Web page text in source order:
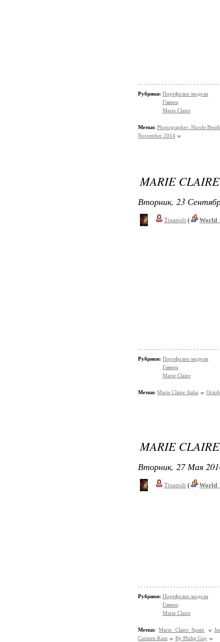
Рубрики: Портфолио модели
Глянец
Marie Claire
Метки: Photographer: Nicole
November 2014
MARIE
Вторник, 23
Tisapoli (
Рубрики: Портфолио модели
Глянец
Marie Claire
Метки: Marie Claire Italia
MARIE
Вторник, 27 Мая
Tisapoli (
Рубрики: Портфолио модели
Глянец
Marie Claire
Метки: Marie Claire Spain
Carmen Kass
By Philip Gay